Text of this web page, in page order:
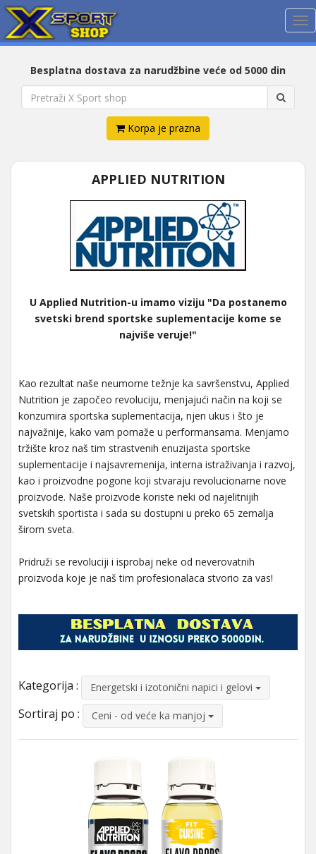
Besplatna dostava za narudžbine veće od 5000 din
Korpa je prazna
APPLIED NUTRITION
U Applied Nutrition-u imamo viziju "Da postanemo
svetski brend sportske suplementacije kome se
najviše veruje!"
Kao rezultat naše neumorne težnje ka savršenstvu, Applied
Nutrition je započeo revoluciju, menjajući način na koji se
konzumira sportska suplementacija, njen ukus i što je
najvažnije, kako vam pomaže u performansama. Menjamo
tržište kroz naš tim strastvenih enuzijasta sportske
suplementacije i najsavremenija, interna istraživanja i razvoj,
kao i proizvodne pogone koji stvaraju revolucionarne nove
proizvode. Naše proizvode koriste neki od najelitnijih
svetskih sportista i sada su dostupni u preko 65 zemalja
širom sveta.
Pridruži se revoluciji i isprobaj neke od neverovatnih
proizvoda koje je naš tim profesionalaca stvorio za vas!
Kategorija : Energetski i izotonični napici i gelovi
Sortiraj po : Ceni - od veće ka manjoj